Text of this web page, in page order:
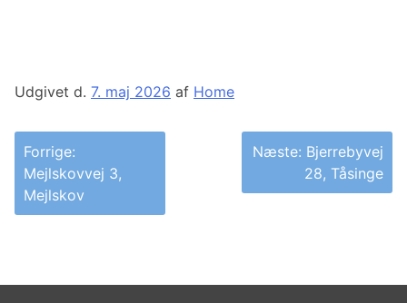
Udgivet d. 7. maj 2026 af Home
Indlægsnavigation
Forrige:
Mejlskovvej 3,
Mejlskov
Næste: Bjerrebyvej
28, Tåsinge